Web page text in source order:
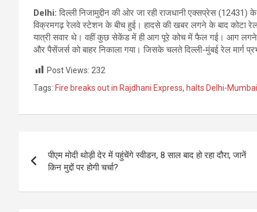
Delhi:दिल्ली निजामुद्दीन की ओर जा रही राजधानी एक्सप्रेस
विक्रमगढ़ रेलवे स्टेशन के बीच हुई। हादसे की खबर लगने के बाद कोटा
यात्री सवार थे। वहीं कुछ सेकेंड में ही आग पूरे कोच में फैल गई। आग लगने
और पैसेंजर्स को बाहर निकाला गया। जिसके चलते दिल्ली-मुंबई रेल मार्ग
Post Views: 232
Tags: Fire breaks out in Rajdhani Express, halts Delhi-
navigation
पीएम मोदी थोड़ी देर में पहुंचेंगे स्वीडन, 8 साल बाद हो रहा दौरा, जानें
किन मुद्दों पर होगी चर्चा?